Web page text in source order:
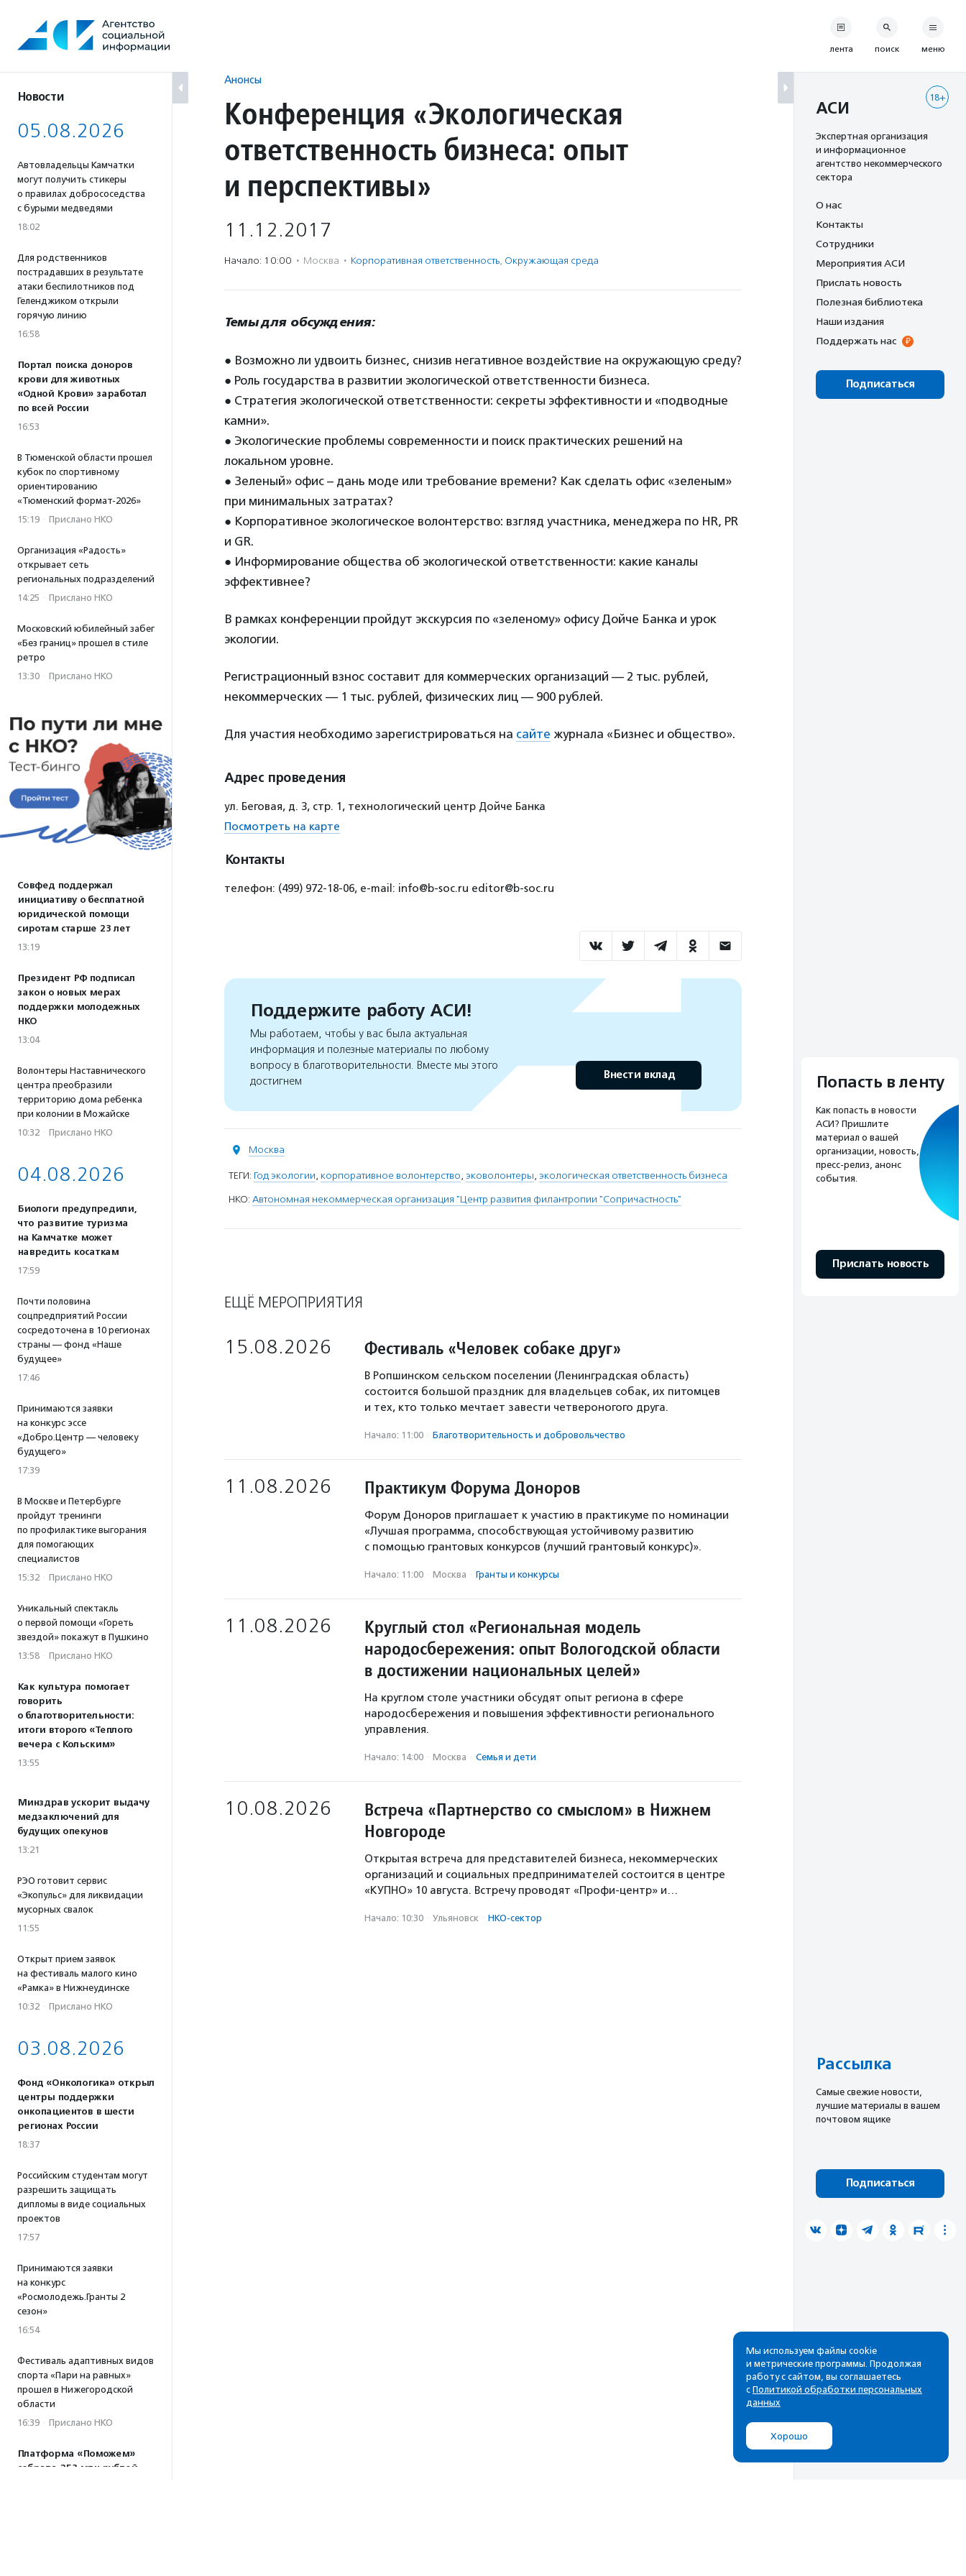
содержанию
Новости
05.08.2026
Автовладельцы Камчатки
могут получить стикеры
о правилах добрососедства
с бурыми медведями
18:02
Для родственников
пострадавших в результате
атаки беспилотников под
Геленджиком открыли
горячую линию
16:58
Портал поиска доноров
крови для животных
«Одной Крови» заработал
по всей России
16:53
В Тюменской области прошел
кубок по спортивному
ориентированию
«Тюменский формат-2026»
15:19 · Прислано НКО
Организация «Радость»
открывает сеть
региональных подразделений
14:25 · Прислано НКО
Московский юбилейный забег
«Без границ» прошел в стиле
ретро
13:30 · Прислано НКО
Совфед поддержал
инициативу о бесплатной
юридической помощи
сиротам старше 23 лет
13:19
Президент РФ подписал
закон о новых мерах
поддержки молодежных
НКО
13:04
Волонтеры Наставнического
центра преобразили
территорию дома ребенка
при колонии в Можайске
10:32 · Прислано НКО
04.08.2026
Биологи предупредили,
что развитие туризма
на Камчатке может
навредить косаткам
17:59
Почти половина
соцпредприятий России
сосредоточена в 10 регионах
страны — фонд «Наше
будущее»
17:46
Принимаются заявки
на конкурс эссе
«Добро.Центр — человеку
будущего»
17:39
В Москве и Петербурге
пройдут тренинги
по профилактике выгорания
для помогающих
специалистов
15:32 · Прислано НКО
Уникальный спектакль
о первой помощи «Гореть
звездой» покажут в Пушкино
13:58 · Прислано НКО
Как культура помогает
говорить
о благотворительности:
итоги второго «Теплого
вечера с Кольским»
13:55
Минздрав ускорит выдачу
медзаключений для
будущих опекунов
13:21
РЭО готовит сервис
«Экопульс» для ликвидации
мусорных свалок
11:55
Открыт прием заявок
на фестиваль малого кино
«Рамка» в Нижнеудинске
10:32 · Прислано НКО
03.08.2026
Фонд «Онкологика» открыл
центры поддержки
онкопациентов в шести
регионах России
18:37
Российским студентам могут
разрешить защищать
дипломы в виде социальных
проектов
17:57
Принимаются заявки
на конкурс
«Росмолодежь.Гранты 2
сезон»
16:54
Фестиваль адаптивных видов
спорта «Пари на равных»
прошел в Нижегородской
области
16:39 · Прислано НКО
Платформа «Поможем»
собрала 253 млн рублей
Анонсы
Конференция «Экологическая
ответственность бизнеса: опыт
и перспективы»
11.12.2017
Начало: 10:00 · Москва · Корпоративная ответственность, Окружающая среда
Темы для обсуждения:
● Возможно ли удвоить бизнес, снизив негативное воздействие на окружающую среду?
● Роль государства в развитии экологической ответственности бизнеса.
● Стратегия экологической ответственности: секреты эффективности и «подводные
камни».
● Экологические проблемы современности и поиск практических решений на
локальном уровне.
● Зеленый» офис – дань моде или требование времени? Как сделать офис «зеленым»
при минимальных затратах?
● Корпоративное экологическое волонтерство: взгляд участника, менеджера по HR, PR
и GR.
● Информирование общества об экологической ответственности: какие каналы
эффективнее?
В рамках конференции пройдут экскурсия по «зеленому» офису Дойче Банка и урок
экологии.
Регистрационный взнос составит для коммерческих организаций — 2 тыс. рублей,
некоммерческих — 1 тыс. рублей, физических лиц — 900 рублей.
Для участия необходимо зарегистрироваться на сайте журнала «Бизнес и общество».
Адрес проведения
ул. Беговая, д. 3, стр. 1, технологический центр Дойче Банка
Посмотреть на карте
Контакты
телефон: (499) 972-18-06, e-mail: info@b-soc.ru editor@b-soc.ru
Поддержите работу АСИ!
Мы работаем, чтобы у вас была актуальная
информация и полезные материалы по любому
вопросу в благотворительности. Вместе мы этого
достигнем
Внести вклад
Москва
ТЕГИ: Год экологии, корпоративное волонтерство, эковолонтеры, экологическая ответственность бизнеса
НКО: Автономная некоммерческая организация "Центр развития филантропии "Сопричастность"
ЕЩЁ МЕРОПРИЯТИЯ
15.08.2026 Фестиваль «Человек собаке друг»
В Ропшинском сельском поселении (Ленинградская область)
состоится большой праздник для владельцев собак, их питомцев
и тех, кто только мечтает завести четвероногого друга.
Начало: 11:00 · Благотвори­тель­ность и доброволь­чест­во
11.08.2026 Практикум Форума Доноров
Форум Доноров приглашает к участию в практикуме по номинации
«Лучшая программа, способствующая устойчивому развитию
с помощью грантовых конкурсов (лучший грантовый конкурс)».
Начало: 11:00 · Москва · Гранты и конкурсы
11.08.2026
Круглый стол «Региональная модель
народосбережения: опыт Вологодской области
в достижении национальных целей»
На круглом столе участники обсудят опыт региона в сфере
народосбережения и повышения эффективности регионального
управления.
Начало: 14:00 · Москва · Семья и дети
10.08.2026
Встреча «Партнерство со смыслом» в Нижнем
Новгороде
Открытая встреча для представителей бизнеса, некоммерческих
организаций и социальных предпринимателей состоится в центре
«КУПНО» 10 августа. Встречу проводят «Профи-центр» и…
Начало: 10:30 · Ульяновск · НКО-сектор
лента поиск меню
18+
АСИ
Экспертная организация
и информационное
агентство некоммерческого
сектора
О нас
Контакты
Сотрудники
Мероприятия АСИ
Прислать новость
Полезная библиотека
Наши издания
Поддержать нас
Подписаться
Попасть в ленту
Как попасть в новости
АСИ? Пришлите
материал о вашей
организации, новость,
пресс-релиз, анонс
события.
Прислать новость
Рассылка
Cамые свежие новости,
лучшие материалы в вашем
почтовом ящике
Подписаться
Мы используем файлы cookie
и метрические программы. Продолжая
работу с сайтом, вы соглашаетесь
с Политикой обработки персональных
данных
Хорошо